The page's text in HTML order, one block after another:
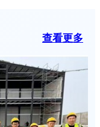
查看更多